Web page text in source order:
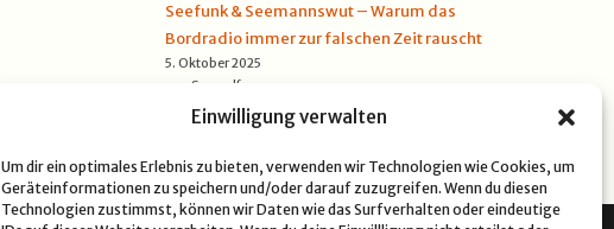
Einwilligung verwalten
Um dir ein optimales Erlebnis zu bieten, verwenden wir Technologien wie Cookies, um
Geräteinformationen zu speichern und/oder darauf zuzugreifen. Wenn du diesen
Technologien zustimmst, können wir Daten wie das Surfverhalten oder eindeutige
Seefunk & Seemannswut – Warum das
Bordradio immer zur falschen Zeit rauscht
5. Oktober 2025
von Seewolf